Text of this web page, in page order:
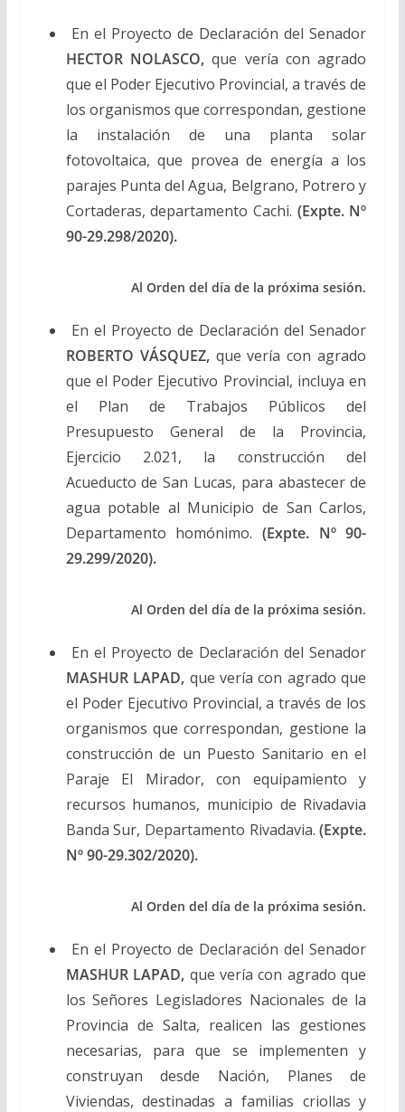
En el Proyecto de Declaración del Senador
HECTOR NOLASCO, que vería con agrado
que el Poder Ejecutivo Provincial, a través de
los organismos que correspondan, gestione
la instalación de una planta solar
fotovoltaica, que provea de energía a los
parajes Punta del Agua, Belgrano, Potrero y
Cortaderas, departamento Cachi. (Expte. Nº
90-29.298/2020).
Al Orden del día de la próxima sesión.
En el Proyecto de Declaración del Senador
ROBERTO VÁSQUEZ,que vería con agrado
que el Poder Ejecutivo Provincial, incluya en
el Plan de Trabajos Públicos del
Presupuesto General de la Provincia,
Ejercicio 2.021, la construcción del
Acueducto de San Lucas, para abastecer de
agua potable al Municipio de San Carlos,
Departamento homónimo. (Expte. Nº 90-
29.299/2020).
Al Orden del día de la próxima sesión.
En el Proyecto de Declaración del Senador
MASHUR LAPAD, que vería con agrado que
el Poder Ejecutivo Provincial, a través de los
organismos que correspondan, gestione la
construcción de un Puesto Sanitario en el
Paraje El Mirador, con equipamiento y
recursos humanos, municipio de Rivadavia
Banda Sur, Departamento Rivadavia. (Expte.
Nº 90-29.302/2020).
Al Orden del día de la próxima sesión.
En el Proyecto de Declaración del Senador
MASHUR LAPAD, que vería con agrado que
los Señores Legisladores Nacionales de la
Provincia de Salta, realicen las gestiones
necesarias, para que se implementen y
construyan desde Nación, Planes de
Viviendas, destinadas a familias criollas y